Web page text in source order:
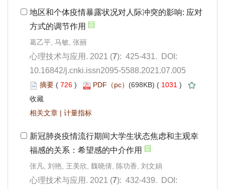
): 425-431. DOI:
10.16842/j.cnki.issn2095-5588.2021.07.005
726 ) 1031 )
|
): 432-439. DOI: